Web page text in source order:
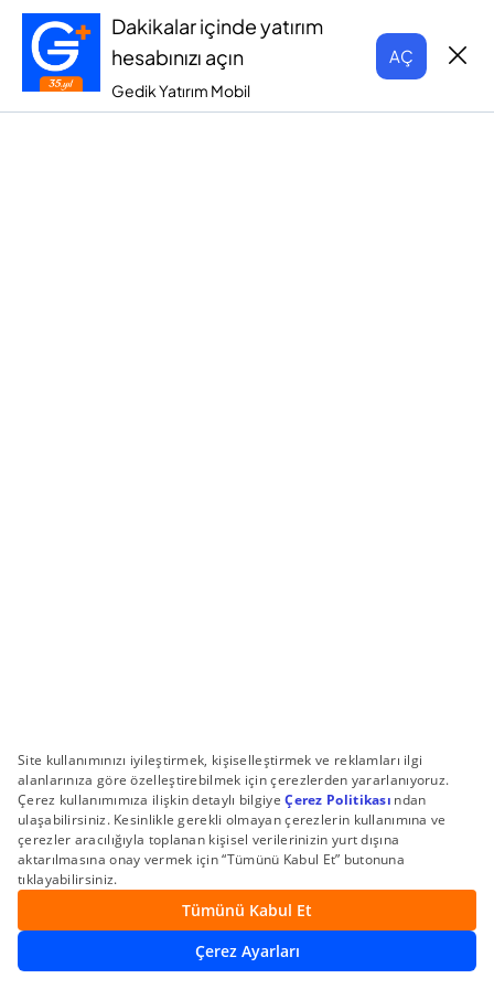
Dakikalar içinde yatırım
hesabınızı açın
Gedik Yatırım Mobil
AÇ